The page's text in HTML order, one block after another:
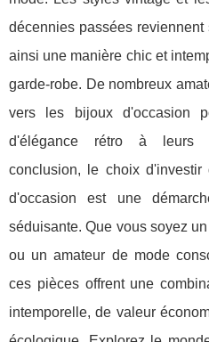
décennies passées
ainsi une manière chic et
garde-robe. De nombreux
vers les bijoux d'occasion
d'élégance rétro à leurs
conclusion, le choix
d'occasion est une
séduisante. Que vous soyez
ou un amateur de mode
ces pièces offrent une
intemporelle, de valeur